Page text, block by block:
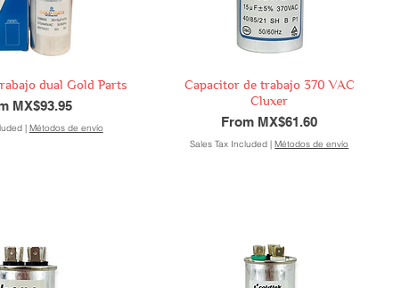
dual Gold Parts
MX$93.95
Price
| Métodos de envío
Capacitor de trabajo 370 VAC
Cluxer
From MX$61.60
Sale Price
Sales Tax Included |Métodos de envío